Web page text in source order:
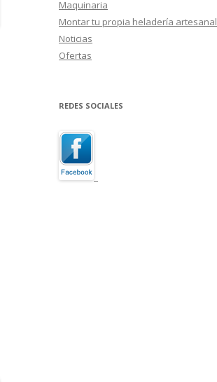
Maquinaria
Montar tu propia heladería artesanal
Noticias
Ofertas
REDES SOCIALES